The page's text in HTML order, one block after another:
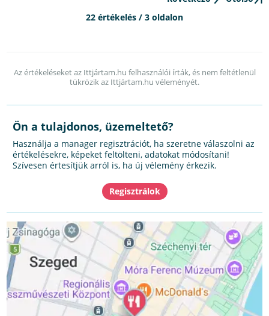
22 értékelés / 3 oldalon
Az értékeléseket az Ittjártam.hu felhasználói írták, és nem feltétlenül
tükrözik az Ittjártam.hu véleményét.
Ön a tulajdonos, üzemeltető?
Használja a manager regisztrációt, ha szeretne válaszolni az
értékelésekre, képeket feltölteni, adatokat módosítani!
Szívesen értesítjük arról is, ha új vélemény érkezik.